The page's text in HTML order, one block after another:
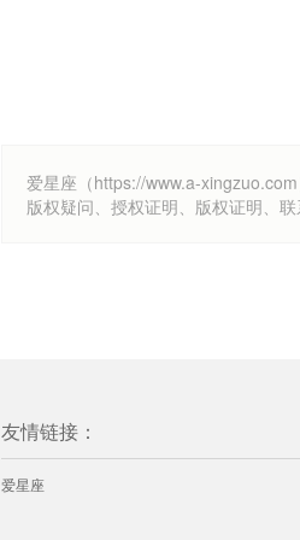
爱星座（https://www.a-
版权疑问、授权证明、版权证明、
友情链接：
爱星座